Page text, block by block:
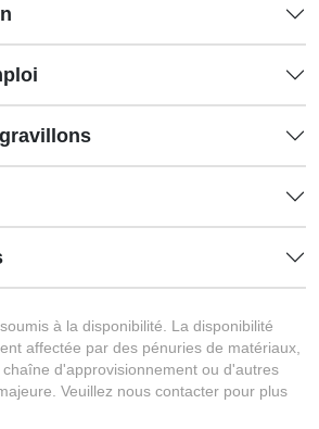
à la disponibilité. La disponibilité
affectée par des pénuries de matériaux,
d'approvisionnement ou d'autres
Veuillez nous contacter pour plus